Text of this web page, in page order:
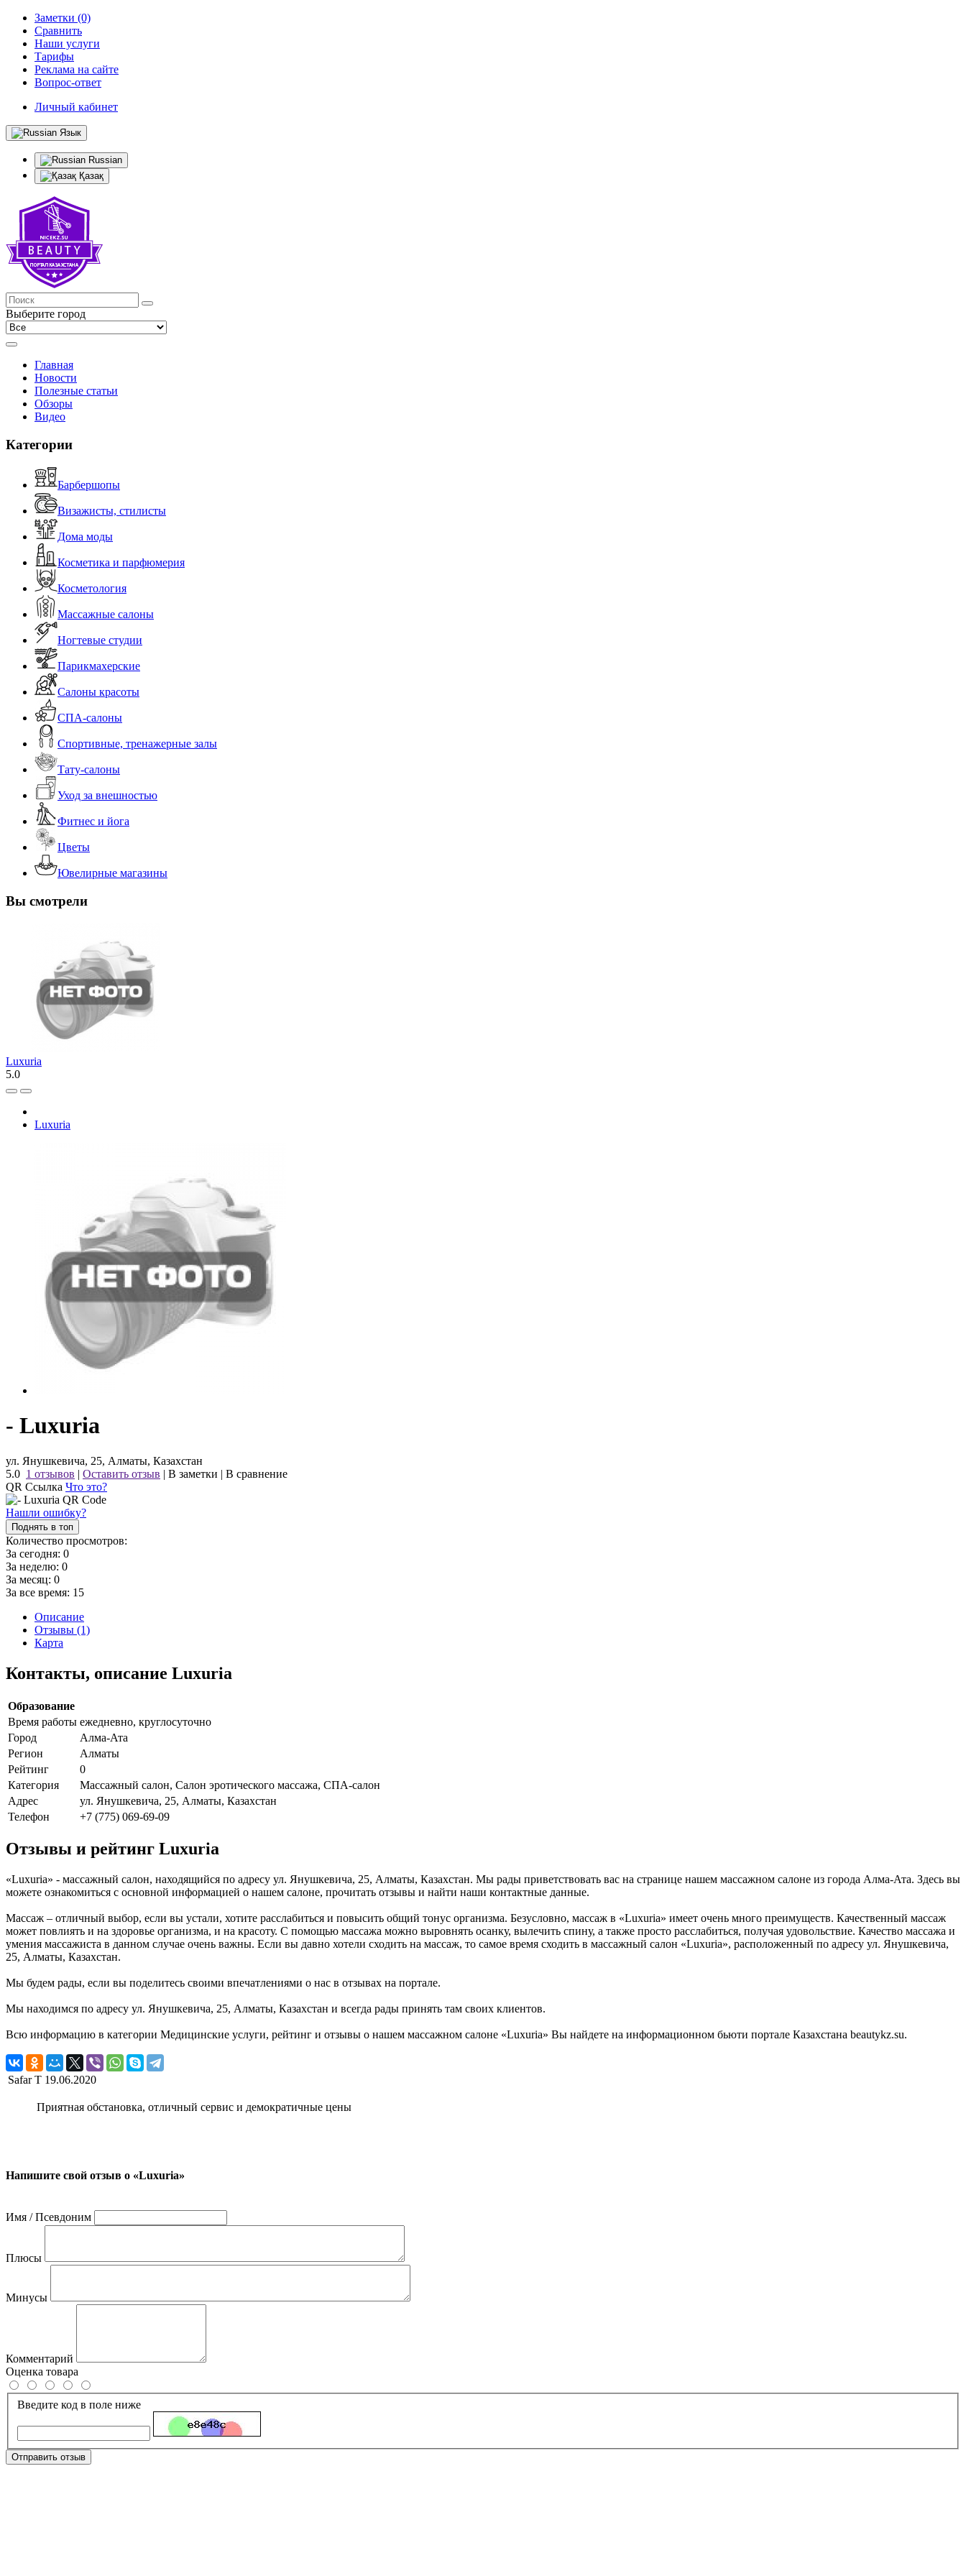
Заметки (0)
Сравнить
Наши услуги
Тарифы
Реклама на сайте
Вопрос-ответ
Личный кабинет
Язык
Russian
Қазақ
Выберите город
Главная
Новости
Полезные статьи
Обзоры
Видео
Категории
Барбершопы
Визажисты, стилисты
Дома моды
Косметика и парфюмерия
Косметология
Массажные салоны
Ногтевые студии
Парикмахерские
Салоны красоты
СПА-салоны
Спортивные, тренажерные залы
Тату-салоны
Уход за внешностью
Фитнес и йога
Цветы
Ювелирные магазины
Вы смотрели
Luxuria
5.0
Luxuria
- Luxuria
ул. Янушкевича, 25, Алматы, Казахстан
5.0 1 отзывов | Оставить отзыв | В заметки | В сравнение
QR Ссылка Что это?
Нашли ошибку?
Поднять в топ
Количество просмотров:
За сегодня: 0
За неделю: 0
За месяц: 0
За все время: 15
Описание
Отзывы (1)
Карта
Контакты, описание Luxuria
Образование
Время работы ежедневно, круглосуточно
Город
Алма-Ата
Регион
Алматы
Рейтинг
0
Категория
Массажный салон, Салон эротического массажа, СПА-салон
Адрес
ул. Янушкевича, 25, Алматы, Казахстан
Телефон
+7 (775) 069-69-09
Отзывы и рейтинг Luxuria
«Luxuria» - массажный салон, находящийся по адресу ул. Янушкевича, 25, Алматы, Казахстан. Мы рады приветствовать вас на странице нашем массажном салоне из города Алма-Ата. Здесь вы
можете ознакомиться с основной информацией о нашем салоне, прочитать отзывы и найти наши контактные данные.
Массаж – отличный выбор, если вы устали, хотите расслабиться и повысить общий тонус организма. Безусловно, массаж в «Luxuria» имеет очень много преимуществ. Качественный массаж
может повлиять и на здоровье организма, и на красоту. С помощью массажа можно выровнять осанку, вылечить спину, а также просто расслабиться, получая удовольствие. Качество массажа и
умения массажиста в данном случае очень важны. Если вы давно хотели сходить на массаж, то самое время сходить в массажный салон «Luxuria», расположенный по адресу ул. Янушкевича,
25, Алматы, Казахстан.
Мы будем рады, если вы поделитесь своими впечатлениями о нас в отзывах на портале.
Мы находимся по адресу ул. Янушкевича, 25, Алматы, Казахстан и всегда рады принять там своих клиентов.
Всю информацию в категории Медицинские услуги, рейтинг и отзывы о нашем массажном салоне «Luxuria» Вы найдете на информационном бьюти портале Казахстана beautykz.su.
Safar T 19.06.2020
Приятная обстановка, отличный сервис и демократичные цены
Напишите свой отзыв о «Luxuria»
Имя / Псевдоним
Плюсы
Минусы
Комментарий
Оценка товара
Введите код в поле ниже
Отправить отзыв